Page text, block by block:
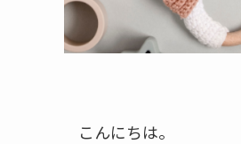
こんにちは。